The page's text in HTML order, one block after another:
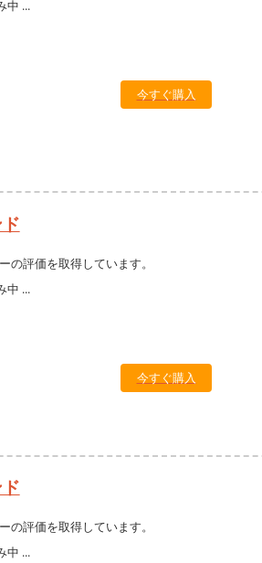
今すぐ購入
の評価を取得しています。
今すぐ購入
の評価を取得しています。